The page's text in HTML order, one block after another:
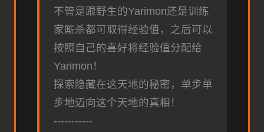
不管是跟野生的Yarimon还是训练
家厮杀都可取得经验值，之后可以
按照自己的喜好将经验值分配给
Yarimon！
探索隐藏在这天地的秘密，单步单
步地迈向这个天地的真相！
-----------